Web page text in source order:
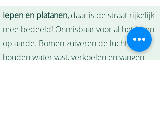
Iepen en platanen, daar is de straat rijkelijk
mee bedeeld! Onmisbaar voor al het leven
op aarde. Bomen zuiveren de lucht,
houden water vast, verkoelen en vangen